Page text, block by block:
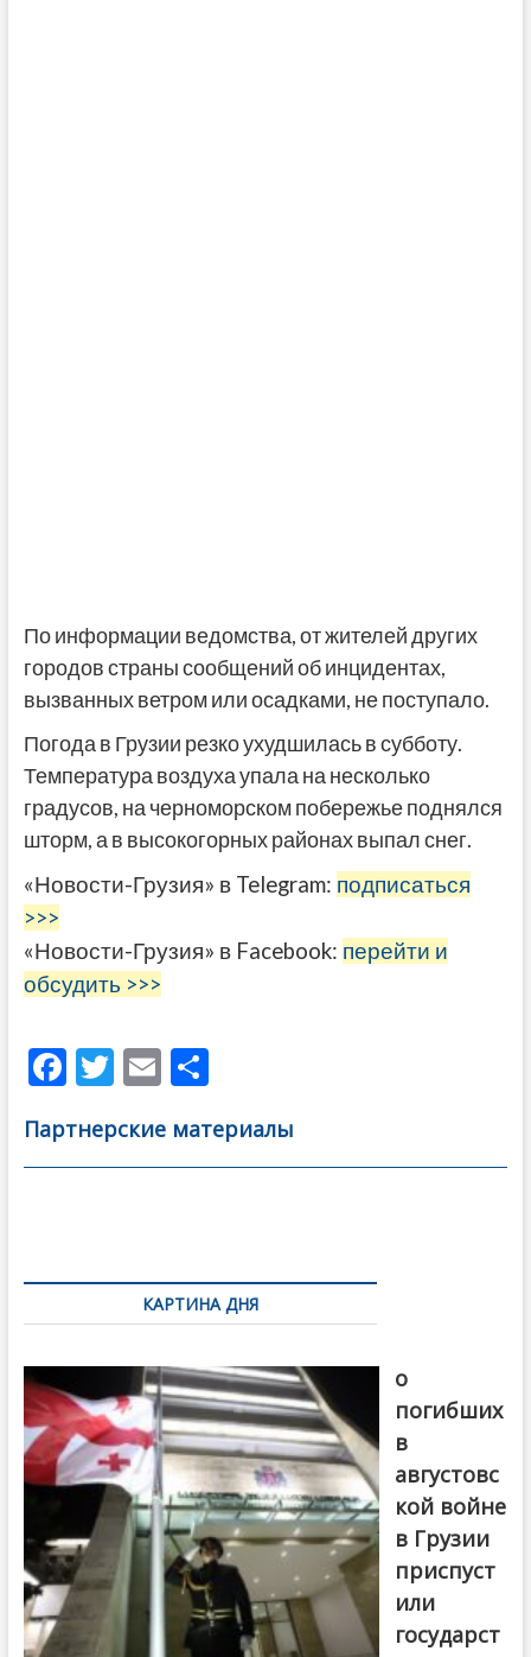
По информации ведомства, от жителей других
городов страны сообщений об инцидентах,
вызванных ветром или осадками, не поступало.
Погода в Грузии резко ухудшилась в субботу.
Температура воздуха упала на несколько
градусов, на черноморском побережье поднялся
шторм, а в высокогорных районах выпал снег.
«Новости-Грузия» в Telegram: подписаться
>>>
«Новости-Грузия» в Facebook: перейти и
обсудить >>>
F
e
b
k
T
itt
er
E
ai
l
О
р
а
ть
Партнерские материалы
по
записямКАРТИНА ДНЯ
о
погибших
в
августовс
кой войне
в Грузии
приспуст
или
государст